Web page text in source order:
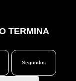
TERMINA
Segundos